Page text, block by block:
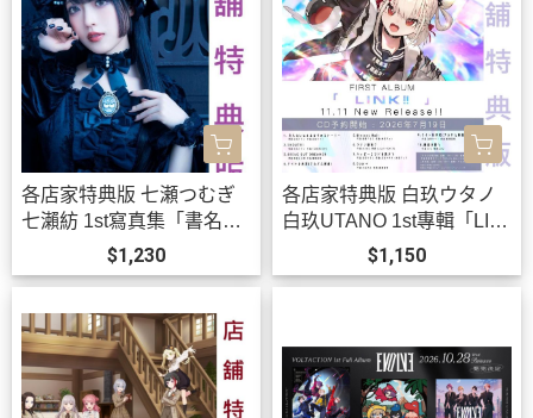
各店家特典版 七瀬つむぎ
七瀨紡 1st寫真集「書名未
定」學園偶像大師 有村麻
央*10/30發售!
$1,230
各店家特典版 白玖ウタノ
白玖UTANO 1st專輯「LIN
K!!」*11/11發售!
$1,150